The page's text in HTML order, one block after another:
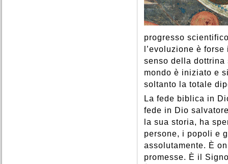
progresso
l’evoluzione è
senso della
mondo è iniziato e
soltanto la totale
La fede biblica in
fede in Dio
la sua storia, ha
persone, i popoli e
assolutamente. È
promesse. È il